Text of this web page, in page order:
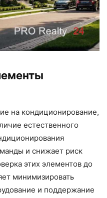
на кондиционирование,
естественного
и снижает риск
этих элементов до
минимизировать
и поддержание